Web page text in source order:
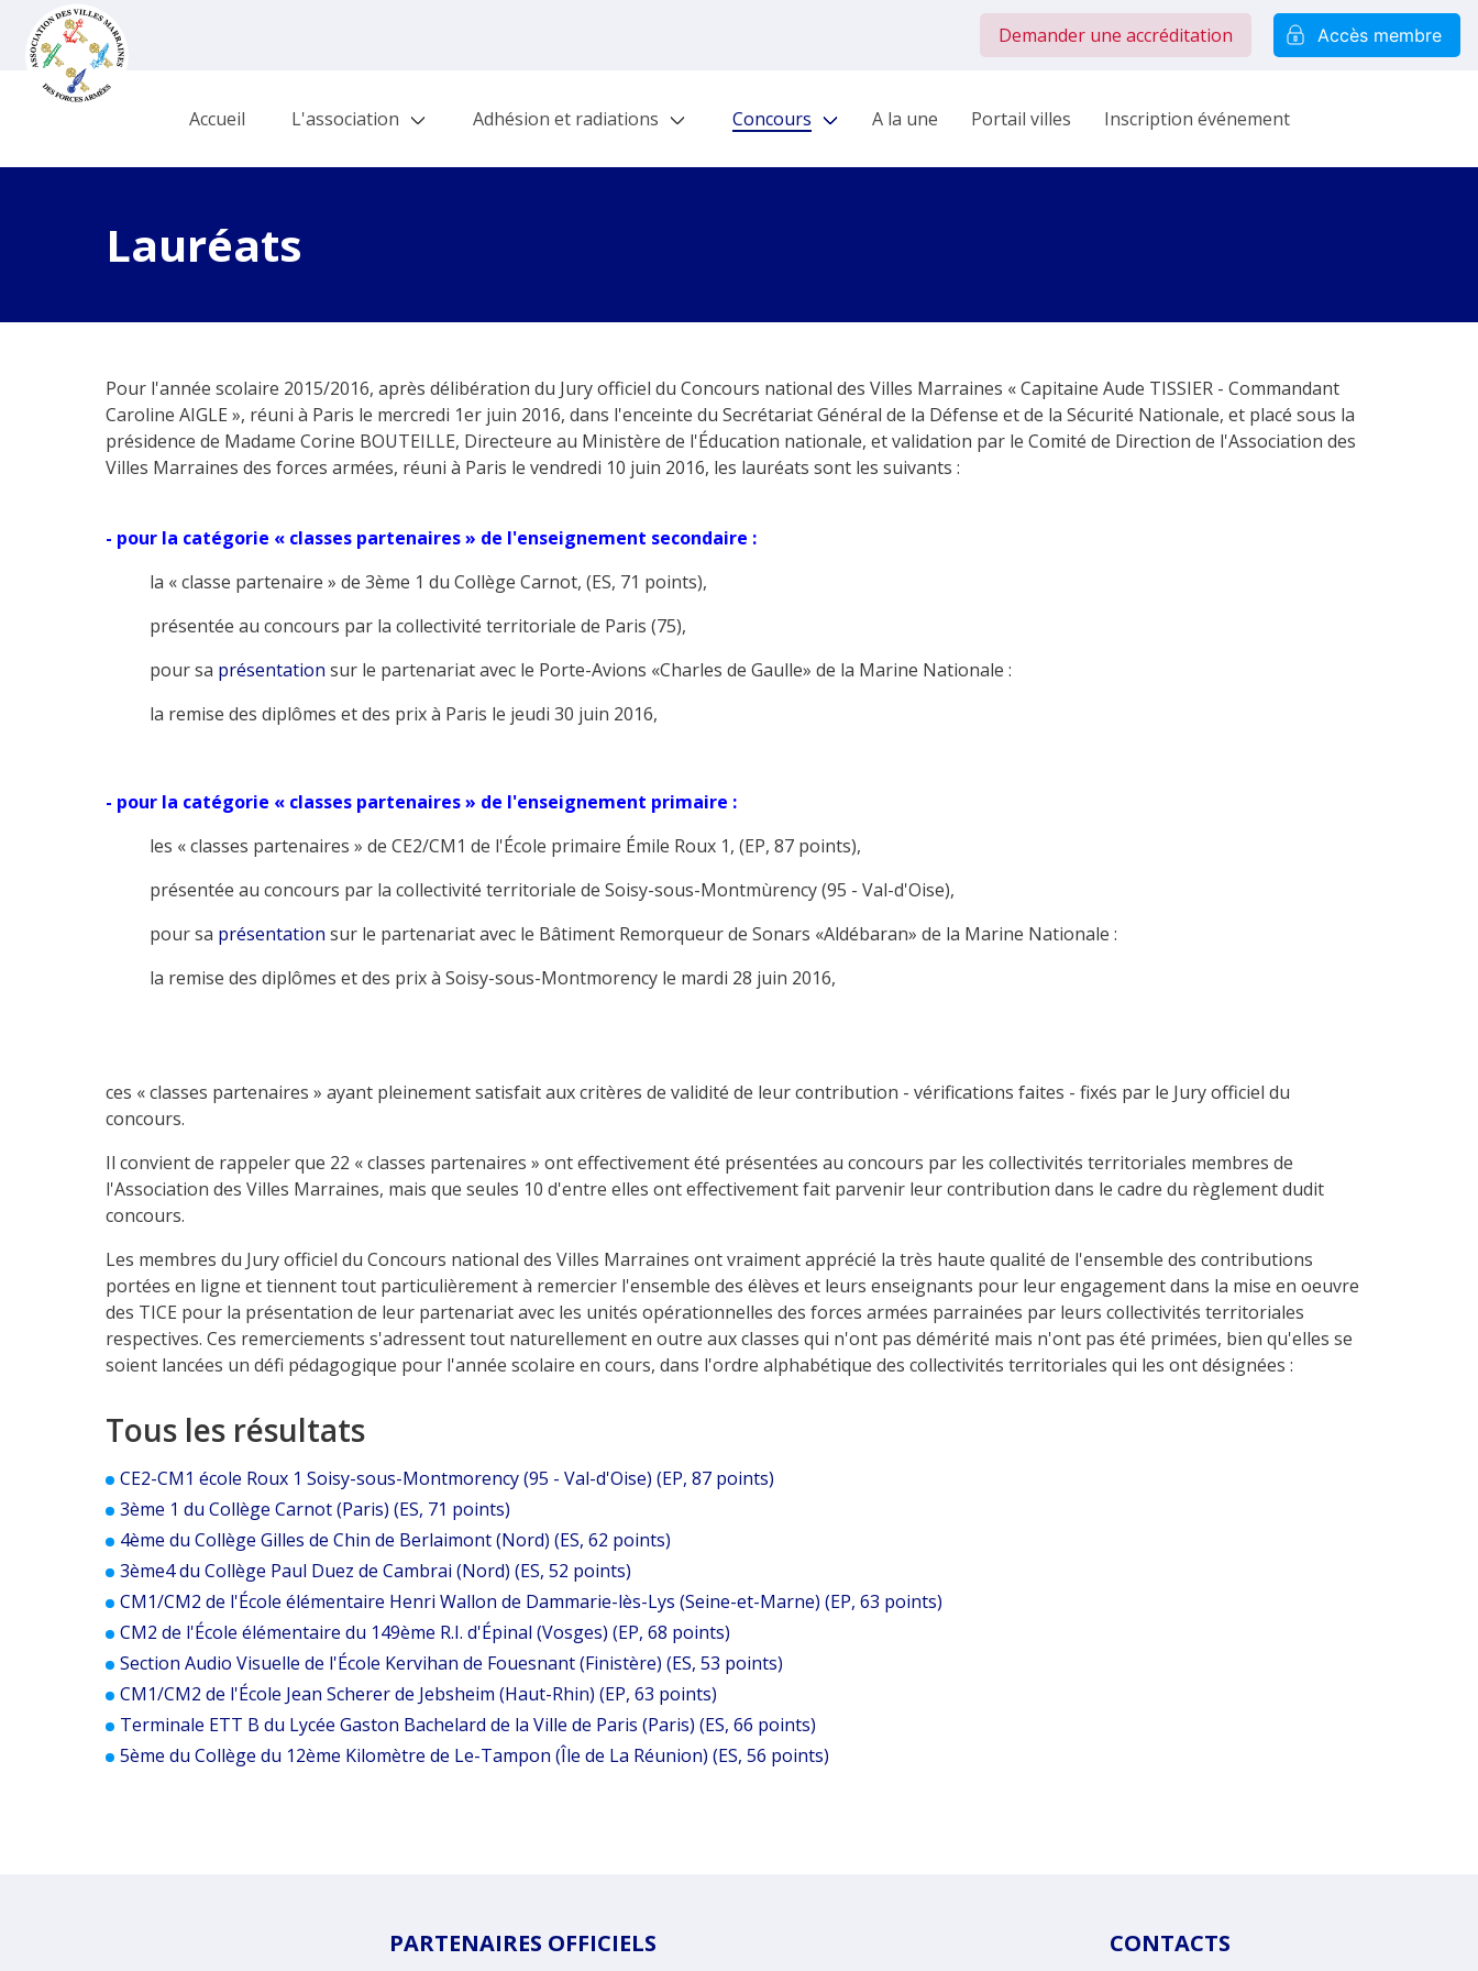
Demander une accréditation Accès membre
Accueil L'association Adhésion et radiations Concours A la une Portail villes Inscription événement
Lauréats
Pour l'année scolaire 2015/2016, après délibération du Jury officiel du Concours national des Villes Marraines « Capitaine Aude TISSIER - Commandant
Caroline AIGLE », réuni à Paris le mercredi 1er juin 2016, dans l'enceinte du Secrétariat Général de la Défense et de la Sécurité Nationale, et placé sous la
présidence de Madame Corine BOUTEILLE, Directeure au Ministère de l'Éducation nationale, et validation par le Comité de Direction de l'Association des
Villes Marraines des forces armées, réuni à Paris le vendredi 10 juin 2016, les lauréats sont les suivants :
- pour la catégorie « classes partenaires » de l'enseignement secondaire :
la « classe partenaire » de 3ème 1 du Collège Carnot, (ES, 71 points),
présentée au concours par la collectivité territoriale de Paris (75),
pour sa présentation sur le partenariat avec le Porte-Avions «Charles de Gaulle» de la Marine Nationale :
la remise des diplômes et des prix à Paris le jeudi 30 juin 2016,
- pour la catégorie « classes partenaires » de l'enseignement primaire :
les « classes partenaires » de CE2/CM1 de l'École primaire Émile Roux 1, (EP, 87 points),
présentée au concours par la collectivité territoriale de Soisy-sous-Montmùrency (95 - Val-d'Oise),
pour sa présentation sur le partenariat avec le Bâtiment Remorqueur de Sonars «Aldébaran» de la Marine Nationale :
la remise des diplômes et des prix à Soisy-sous-Montmorency le mardi 28 juin 2016,
ces « classes partenaires » ayant pleinement satisfait aux critères de validité de leur contribution - vérifications faites - fixés par le Jury officiel du
concours.
Il convient de rappeler que 22 « classes partenaires » ont effectivement été présentées au concours par les collectivités territoriales membres de
l'Association des Villes Marraines, mais que seules 10 d'entre elles ont effectivement fait parvenir leur contribution dans le cadre du règlement dudit
concours.
Les membres du Jury officiel du Concours national des Villes Marraines ont vraiment apprécié la très haute qualité de l'ensemble des contributions
portées en ligne et tiennent tout particulièrement à remercier l'ensemble des élèves et leurs enseignants pour leur engagement dans la mise en oeuvre
des TICE pour la présentation de leur partenariat avec les unités opérationnelles des forces armées parrainées par leurs collectivités territoriales
respectives. Ces remerciements s'adressent tout naturellement en outre aux classes qui n'ont pas démérité mais n'ont pas été primées, bien qu'elles se
soient lancées un défi pédagogique pour l'année scolaire en cours, dans l'ordre alphabétique des collectivités territoriales qui les ont désignées :
Tous les résultats
CE2-CM1 école Roux 1 Soisy-sous-Montmorency (95 - Val-d'Oise) (EP, 87 points)
3ème 1 du Collège Carnot (Paris) (ES, 71 points)
4ème du Collège Gilles de Chin de Berlaimont (Nord) (ES, 62 points)
3ème4 du Collège Paul Duez de Cambrai (Nord) (ES, 52 points)
CM1/CM2 de l'École élémentaire Henri Wallon de Dammarie-lès-Lys (Seine-et-Marne) (EP, 63 points)
CM2 de l'École élémentaire du 149ème R.I. d'Épinal (Vosges) (EP, 68 points)
Section Audio Visuelle de l'École Kervihan de Fouesnant (Finistère) (ES, 53 points)
CM1/CM2 de l'École Jean Scherer de Jebsheim (Haut-Rhin) (EP, 63 points)
Terminale ETT B du Lycée Gaston Bachelard de la Ville de Paris (Paris) (ES, 66 points)
5ème du Collège du 12ème Kilomètre de Le-Tampon (Île de La Réunion) (ES, 56 points)
PARTENAIRES OFFICIELS CONTACTS